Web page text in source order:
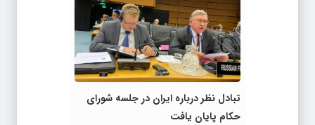
تبادل نظر درباره ایران در جلسه شورای
حکام پایان یافت